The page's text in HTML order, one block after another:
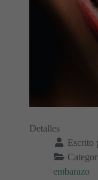
Detalles
Escrito
embarazo